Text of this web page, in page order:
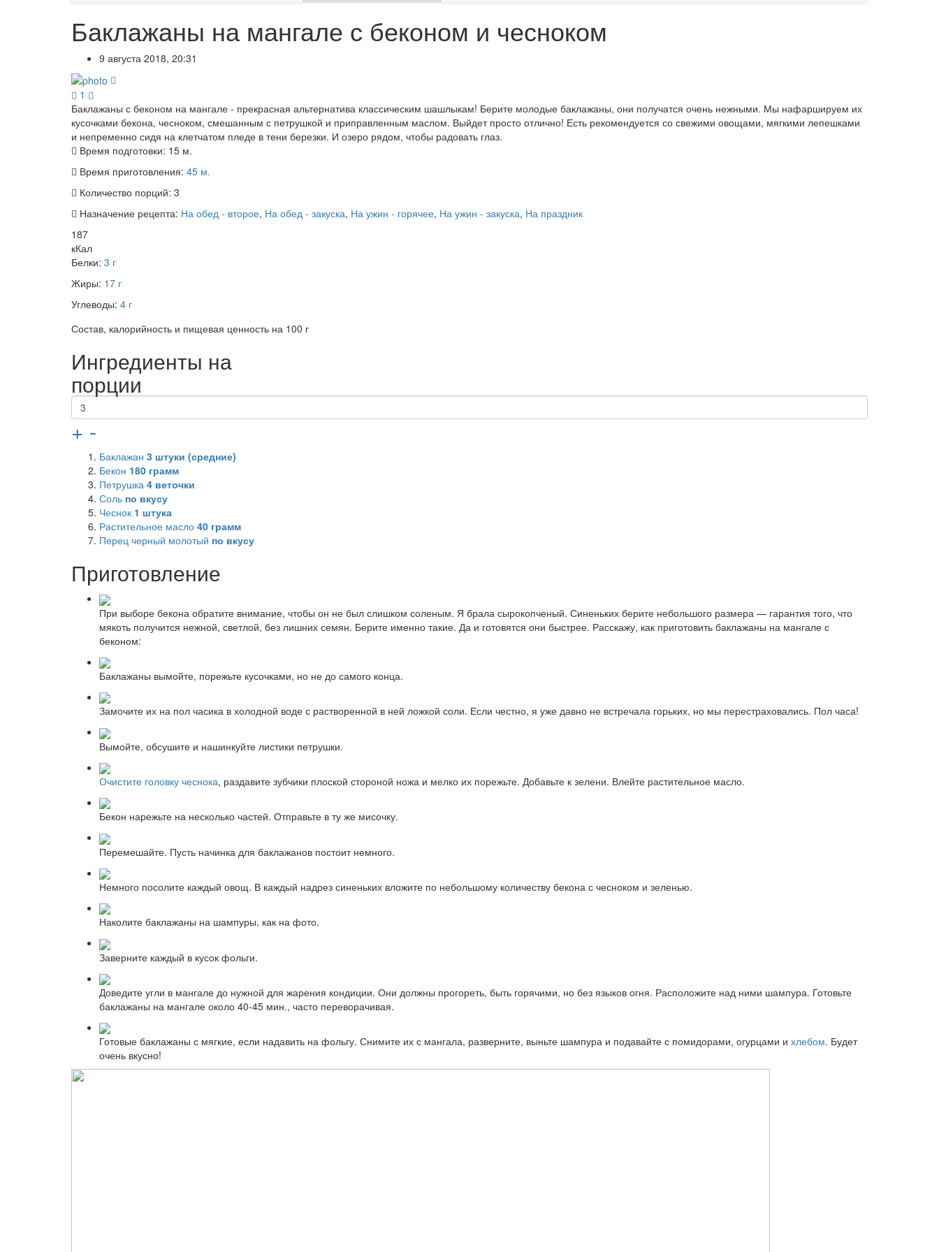
Баклажаны на мангале с беконом и чесноком
9 августа 2018, 20:31
1
Баклажаны с беконом на мангале - прекрасная альтернатива классическим шашлыкам! Берите молодые баклажаны, они получатся очень нежными. Мы нафаршируем их
кусочками бекона, чесноком, смешанным с петрушкой и приправленным маслом. Выйдет просто отлично! Есть рекомендуется со свежими овощами, мягкими лепешками
и непременно сидя на клетчатом пледе в тени березки. И озеро рядом, чтобы радовать глаз.
Время подготовки: 15 м.
Время приготовления: 45 м.
Количество порций: 3
Назначение рецепта: На обед - второе, На обед - закуска, На ужин - горячее, На ужин - закуска, На праздник
187
кКал
Белки: 3 г
Жиры: 17 г
Углеводы: 4 г
Состав, калорийность и пищевая ценность на 100 г
Ингредиенты на
порции
+ -
Баклажан 3 штуки (средние)
Бекон 180 грамм
Петрушка 4 веточки
Соль по вкусу
Чеснок 1 штука
Растительное масло 40 грамм
Перец черный молотый по вкусу
Приготовление
При выборе бекона обратите внимание, чтобы он не был слишком соленым. Я брала сырокопченый. Синеньких берите небольшого размера — гарантия того, что
мякоть получится нежной, светлой, без лишних семян. Берите именно такие. Да и готовятся они быстрее. Расскажу, как приготовить баклажаны на мангале с
беконом:
Баклажаны вымойте, порежьте кусочками, но не до самого конца.
Замочите их на пол часика в холодной воде с растворенной в ней ложкой соли. Если честно, я уже давно не встречала горьких, но мы перестраховались. Пол часа!
Вымойте, обсушите и нашинкуйте листики петрушки.
Очистите головку чеснока, раздавите зубчики плоской стороной ножа и мелко их порежьте. Добавьте к зелени. Влейте растительное масло.
Бекон нарежьте на несколько частей. Отправьте в ту же мисочку.
Перемешайте. Пусть начинка для баклажанов постоит немного.
Немного посолите каждый овощ. В каждый надрез синеньких вложите по небольшому количеству бекона с чесноком и зеленью.
Наколите баклажаны на шампуры, как на фото.
Заверните каждый в кусок фольги.
Доведите угли в мангале до нужной для жарения кондиции. Они должны прогореть, быть горячими, но без языков огня. Расположите над ними шампура. Готовьте
баклажаны на мангале около 40-45 мин., часто переворачивая.
Готовые баклажаны с мягкие, если надавить на фольгу. Снимите их с мангала, разверните, выньте шампура и подавайте с помидорами, огурцами и хлебом. Будет
очень вкусно!